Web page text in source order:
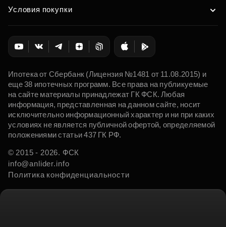
Условия покупки
Ипотека от Сбербанк (Лицензия №1481 от 11.08.2015) и
еще 38 ипотечных программ. Все права на публикуемые
на сайте материалы принадлежат ГК ФСК. Любая
информация, представленная на данном сайте, носит
исключительно информационный характер и ни при каких
условиях не является публичной офертой, определяемой
положениями статьи 437 ГК РФ.
© 2015 - 2026. ФСК
info@anlider.info
Политика конфиденциальности